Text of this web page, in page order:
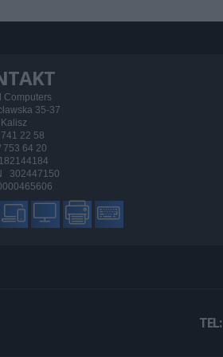
Computers
35-37
22 58
753 64 20
302447150
TEL: